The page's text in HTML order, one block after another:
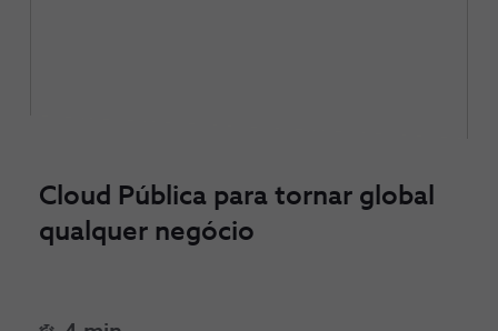
Cloud Pública para tornar global
qualquer negócio